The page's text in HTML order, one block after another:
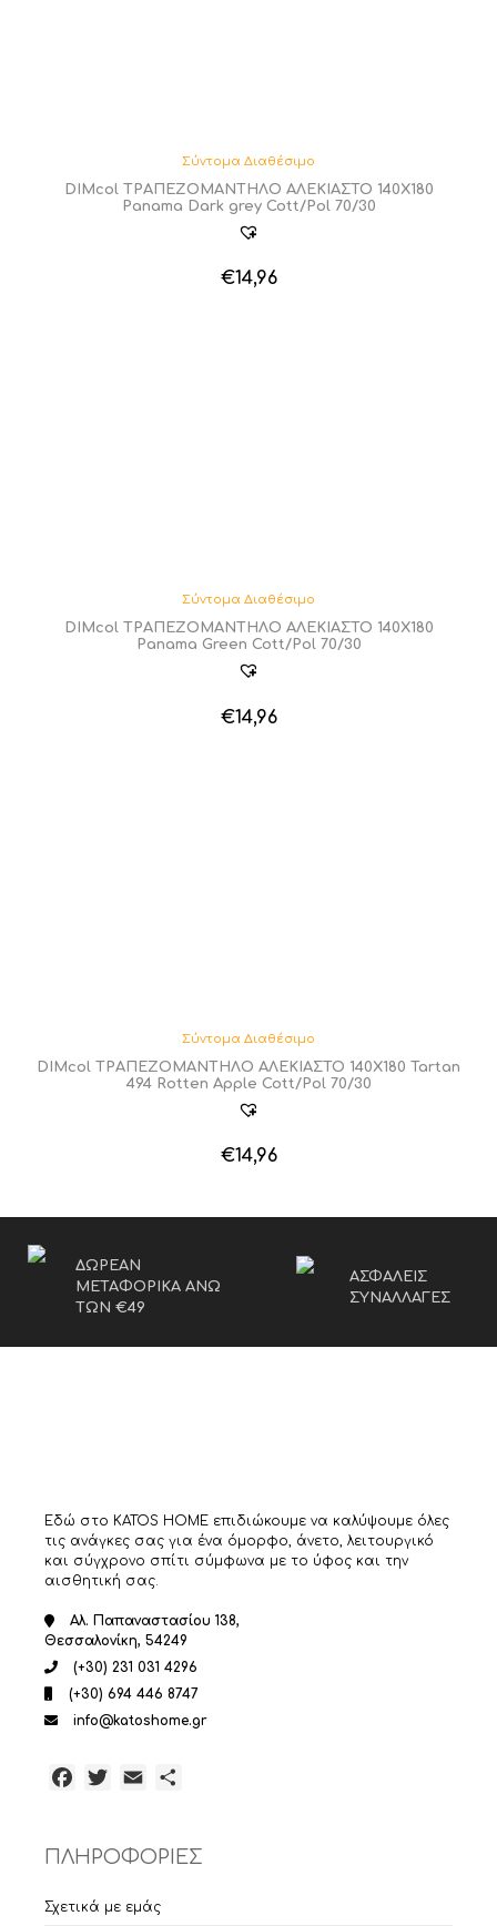
Σύντομα Διαθέσιμο
DIMcol ΤΡΑΠΕΖΟΜΑΝΤΗΛΟ ΑΛΕΚΙΑΣΤΟ 140X180
Panama Dark grey Cott/Pol 70/30
€14,96
Σύντομα Διαθέσιμο
DIMcol ΤΡΑΠΕΖΟΜΑΝΤΗΛΟ ΑΛΕΚΙΑΣΤΟ 140X180
Panama Green Cott/Pol 70/30
€14,96
Σύντομα Διαθέσιμο
DIMcol ΤΡΑΠΕΖΟΜΑΝΤΗΛΟ ΑΛΕΚΙΑΣΤΟ 140X180 Tartan
494 Rotten Apple Cott/Pol 70/30
€14,96
ΔΩΡΕΑΝ
ΜΕΤΑΦΟΡΙΚΑ ΑΝΩ
ΤΩΝ €49
ΑΣΦΑΛΕΙΣ
ΣΥΝΑΛΛΑΓΕΣ
Εδώ στο KATOS HOME επιδιώκουμε να καλύψουμε όλες
τις ανάγκες σας για ένα όμορφο, άνετο, λειτουργικό
και σύγχρονο σπίτι σύμφωνα με το ύφος και την
αισθητική σας.
Αλ. Παπαναστασίου 138,
Θεσσαλονίκη, 54249
(+30) 231 031 4296
(+30) 694 446 8747
info@katoshome.gr
Facebook
TwitterEmail
ΠΛΗΡΟΦΟΡΙΕΣ
Σχετικά με εμάς